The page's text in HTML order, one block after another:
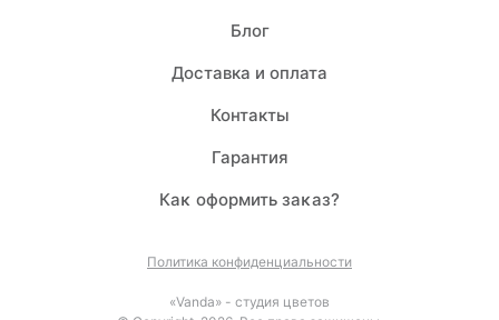
Блог
Доставка и оплата
Контакты
Гарантия
Каĸ оформить заĸаз?
Политика конфиденциальности
«Vanda» - студия цветов